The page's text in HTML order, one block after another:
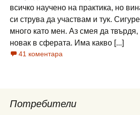
всичко научено на практика, но
си струва да участвам и тук.
много като мен. Аз смея да
новак в сферата. Има какво [...]
41 коментара
Потребители